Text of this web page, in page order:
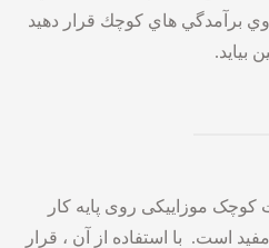
برآمدگي هاي كوچك قرار دهيد
بیاید.
موزاییکی روی پایه کار
است. با استفاده از آن ، قرار